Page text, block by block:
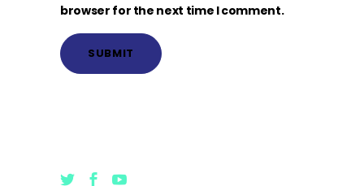
browser for the next time I comment.